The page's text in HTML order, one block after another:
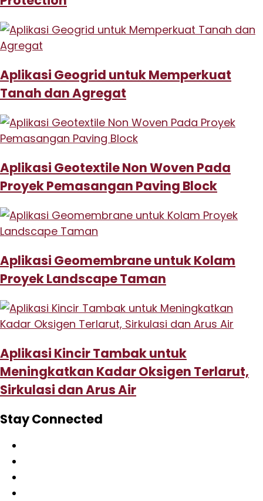
Aplikasi Geogrid untuk Memperkuat
Tanah dan Agregat
Aplikasi Geotextile Non Woven Pada
Proyek Pemasangan Paving Block
Aplikasi Geomembrane untuk Kolam
Proyek Landscape Taman
Aplikasi Kincir Tambak untuk
Meningkatkan Kadar Oksigen Terlarut,
Sirkulasi dan Arus Air
Stay Connected